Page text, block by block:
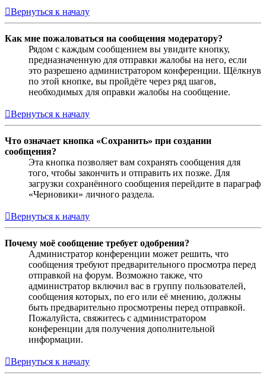
Вернуться к началу
Как мне пожаловаться на сообщения модератору?
Рядом с каждым сообщением вы увидите кнопку,
предназначенную для отправки жалобы на него, если
это разрешено администратором конференции. Щёлкнув
по этой кнопке, вы пройдёте через ряд шагов,
необходимых для оправки жалобы на сообщение.
Вернуться к началу
Что означает кнопка «Сохранить» при создании
сообщения?
Эта кнопка позволяет вам сохранять сообщения для
того, чтобы закончить и отправить их позже. Для
загрузки сохранённого сообщения перейдите в параграф
«Черновики» личного раздела.
Вернуться к началу
Почему моё сообщение требует одобрения?
Администратор конференции может решить, что
сообщения требуют предварительного просмотра перед
отправкой на форум. Возможно также, что
администратор включил вас в группу пользователей,
сообщения которых, по его или её мнению, должны
быть предварительно просмотрены перед отправкой.
Пожалуйста, свяжитесь с администратором
конференции для получения дополнительной
информации.
Вернуться к началу